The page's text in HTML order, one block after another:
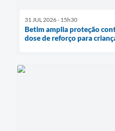
31 JUL 2026 - 15h30
Betim amplia proteção
dose de reforço para